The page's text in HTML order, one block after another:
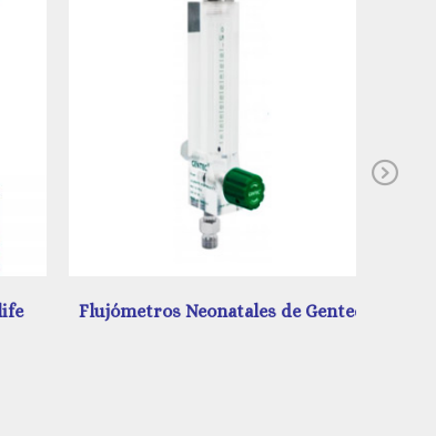
Flujómetros Neonatales de Gentec